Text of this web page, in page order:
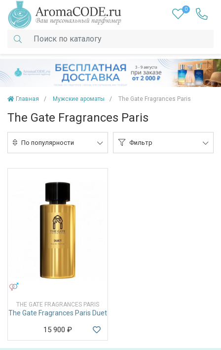
0
Главная Мужские ароматы The Gate Fragrances Paris
The Gate Fragrances Paris
По популярности Фильтр
THE GATE FRAGRANCES PARIS
The Gate Fragrances Paris Duet
15 900 ₽